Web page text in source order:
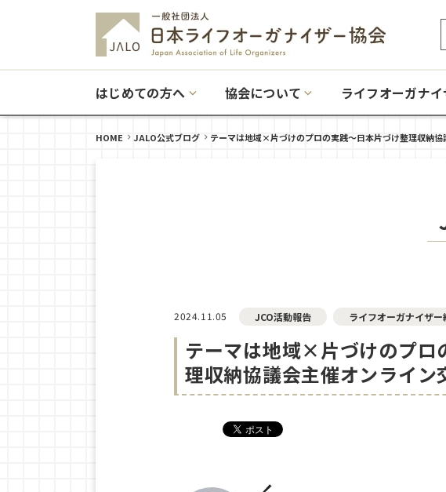
はじめての方へ 協会について ライフオーガナ
HOME JALO公式ブログ テーマは地域×片づけのプロの実践〜日本片づけ整理収納
2024.11.05 JCO活動報告 ライフオーガナイザー
テーマは地域×片づけのプロ
理収納協議会主催オンライン